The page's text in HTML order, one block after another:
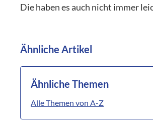
Die haben es auch nicht immer
Ähnliche Artikel
Ähnliche Themen
Alle Themen von A-Z